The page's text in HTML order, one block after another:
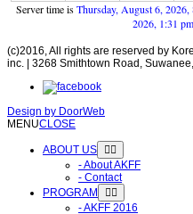
Server time isThursday, August 6, 2026,
2026, 1:31 pm
(c)2016, All rights are reserved by
inc. | 3268 Smithtown Road,
Design by DoorWeb
MENUCLOSE
ABOUT US
- About AKFF
- Contact
PROGRAM
- AKFF 2016